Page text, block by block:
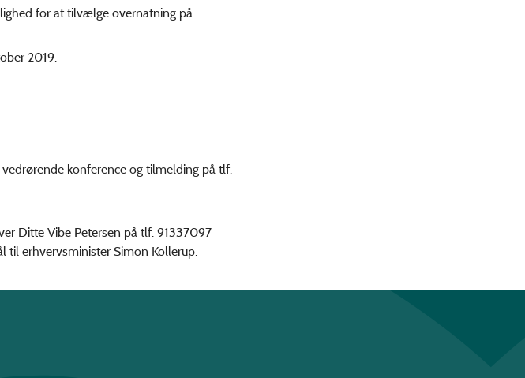
for at tilvælge overnatning på
2019.
konference og tilmelding på tlf.
Ditte Vibe Petersen på tlf. 91337097
til erhvervsminister Simon Kollerup.